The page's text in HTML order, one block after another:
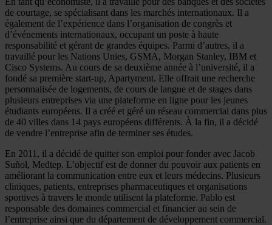
de courtage, se spécialisant dans les marchés internationaux. Il a
également de l’expérience dans l’organisation de congrès et
d’événements internationaux, occupant un poste à haute
responsabilité et gérant de grandes équipes. Parmi d’autres, il a
travaillé pour les Nations Unies, GSMA, Morgan Stanley, IBM et
Cisco Systems. Au cours de sa deuxième année à l’université, il a
fondé sa première start-up, Apartyment. Elle offrait une recherche
personnalisée de logements, de cours de langue et de stages dans
plusieurs entreprises via une plateforme en ligne pour les jeunes
étudiants européens. Il a créé et géré un réseau commercial dans plus
de 40 villes dans 14 pays européens différents. À la fin, il a décidé
de vendre l’entreprise afin de terminer ses études.
En 2011, il a décidé de quitter son emploi pour fonder avec Jacob
Suñol, Medtep. L’objectif est de donner du pouvoir aux patients en
améliorant la communication entre eux et leurs médecins. Plusieurs
cliniques, patients, entreprises pharmaceutiques et organisations
sportives à travers le monde utilisent la plateforme. Pablo est
responsable des domaines commercial et financier au sein de
l’entreprise ainsi que du département de développement commercial.